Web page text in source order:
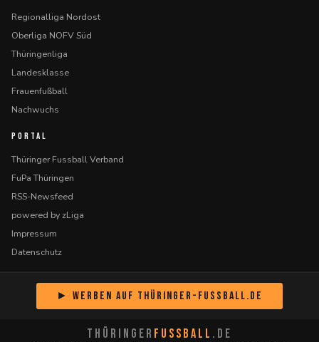
Regionalliga Nordost
Oberliga NOFV Süd
Thüringenliga
Landesklasse
Frauenfußball
Nachwuchs
PORTAL
Thüringer Fussball Verband
FuPa Thüringen
RSS-Newsfeed
powered by zLiga
Impressum
Datenschutz
► Werben auf Thüringer-Fussball.de
THÜRINGER FUSSBALL .DE